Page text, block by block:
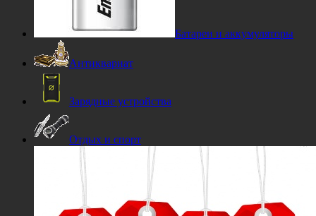
Батареи и аккумуляторы
Антиквариат
Зарядные устройства
Отдых и спорт